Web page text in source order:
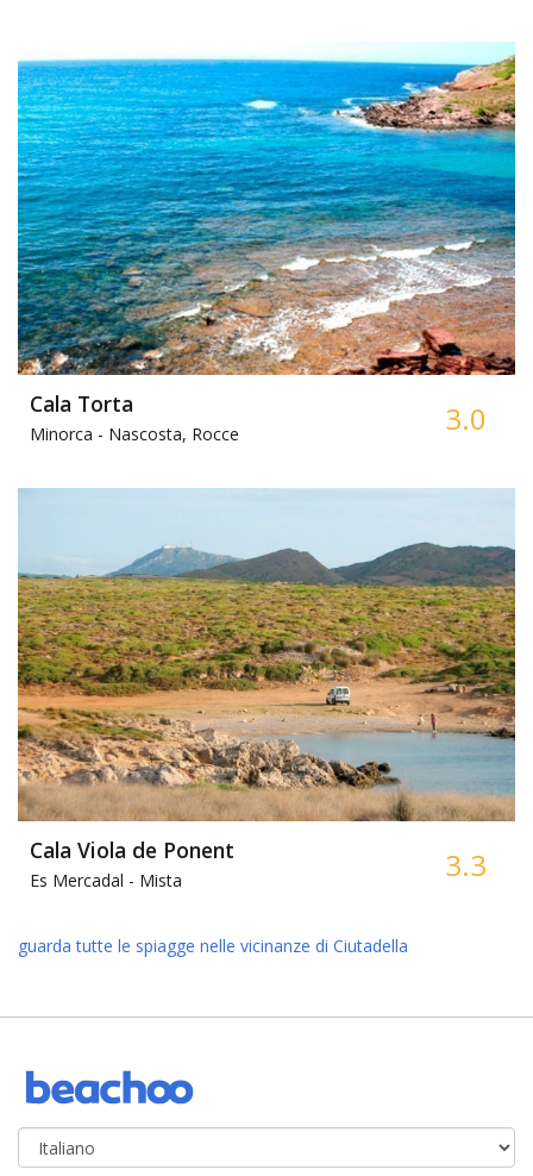
Cala Torta
Minorca - Nascosta, Rocce 3.0
Cala Viola de Ponent
Es Mercadal - Mista 3.3
guarda tutte le spiagge nelle vicinanze di Ciutadella